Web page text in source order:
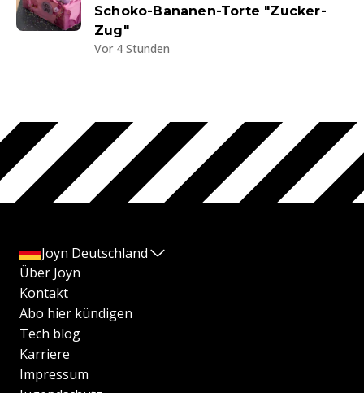
Schoko-Bananen-Torte "Zucker-
Zug"
Vor 4 Stunden
Joyn Deutschland
Über Joyn
Kontakt
Abo hier kündigen
Tech blog
Karriere
Impressum